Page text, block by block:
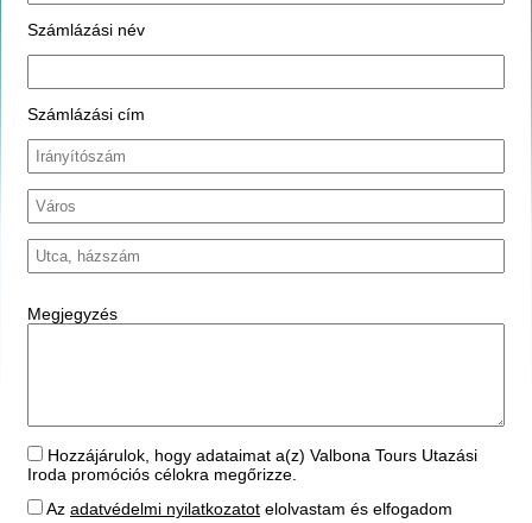
Számlázási név
Számlázási cím
Megjegyzés
Hozzájárulok, hogy adataimat a(z) Valbona Tours Utazási
Iroda promóciós célokra megőrizze.
Az adatvédelmi nyilatkozatot elolvastam és elfogadom